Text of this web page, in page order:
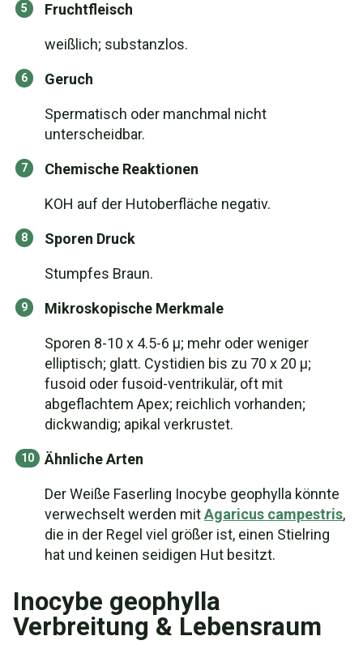
Fruchtfleisch
weißlich; substanzlos.
Geruch
Spermatisch oder manchmal nicht
unterscheidbar.
Chemische Reaktionen
KOH auf der Hutoberfläche negativ.
Sporen Druck
Stumpfes Braun.
Mikroskopische Merkmale
Sporen 8-10 x 4.5-6 µ; mehr oder weniger
elliptisch; glatt. Cystidien bis zu 70 x 20 µ;
fusoid oder fusoid-ventrikulär, oft mit
abgeflachtem Apex; reichlich vorhanden;
dickwandig; apikal verkrustet.
Ähnliche Arten
Der Weiße Faserling Inocybe geophylla könnte
verwechselt werden mitAgaricus campestris,
die in der Regel viel größer ist, einen Stielring
hat und keinen seidigen Hut besitzt.
Inocybe geophylla
Verbreitung & Lebensraum